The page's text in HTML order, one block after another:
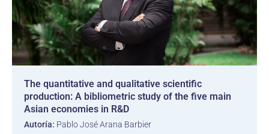
The quantitative and qualitative scientific
production: A bibliometric study of the five main
Asian economies in R&D
Autoría: Pablo José Arana Barbier